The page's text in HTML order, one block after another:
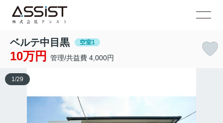
ベルテ中目黒 空室1
10万円 管理/共益費 4,000円
1 /29